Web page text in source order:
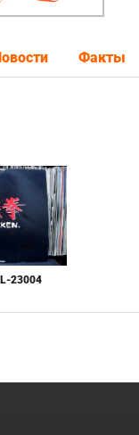
Факты
23004